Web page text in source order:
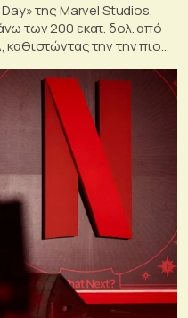
της Marvel Studios,
των 200 εκατ. δολ. από
καθιστώντας την την πιο